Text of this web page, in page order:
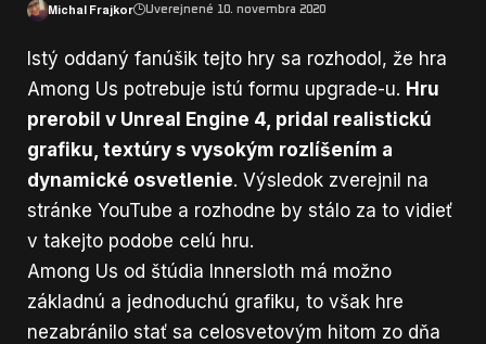
Michal Frajkor Uverejnené 10. novembra 2020
Istý oddaný fanúšik tejto hry sa rozhodol, že hra
Among Us potrebuje istú formu upgrade-u. Hru
prerobil v Unreal Engine 4, pridal realistickú
grafiku, textúry s vysokým rozlíšením a
dynamické osvetlenie. Výsledok zverejnil na
stránke YouTube a rozhodne by stálo za to vidieť
v takejto podobe celú hru.
Among Us od štúdia Innersloth má možno
základnú a jednoduchú grafiku, to však hre
nezabránilo stať sa celosvetovým hitom zo dňa